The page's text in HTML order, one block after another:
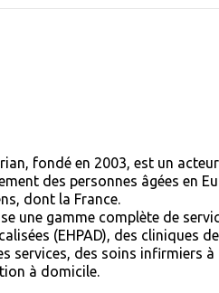
fondé en 2003, est un
des personnes âgées en
dont la France.
une gamme complète de
(EHPAD), des cliniques
services, des soins infirmiers
à domicile.